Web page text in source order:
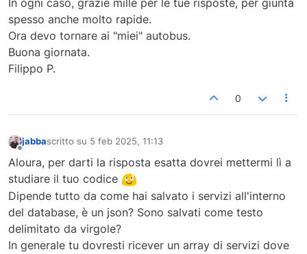
</ tr>
td
>
$servizi_da_svolgere = $Conn-
                 if ($servizi_da_svolgere == FALSE){
die("Errore nell'esecuzione della
                  }
                  echo "
                  echo "
<option value= \"\">
spesso anche molto rapide.
Ora devo tornare ai "miei" autobus.
Buona giornata.
Filippo P.
0
Non in linea
jabbascritto su 5 feb 2025, 11:13
ultima modifica di
Aloura, per darti la risposta esatta dovrei mettermi lì a
studiare il tuo codice
Dipende tutto da come hai salvato i servizi all'interno
del database, è un json? Sono salvati come testo
delimitato da virgole?
In generale tu dovresti ricever un array di servizi dove